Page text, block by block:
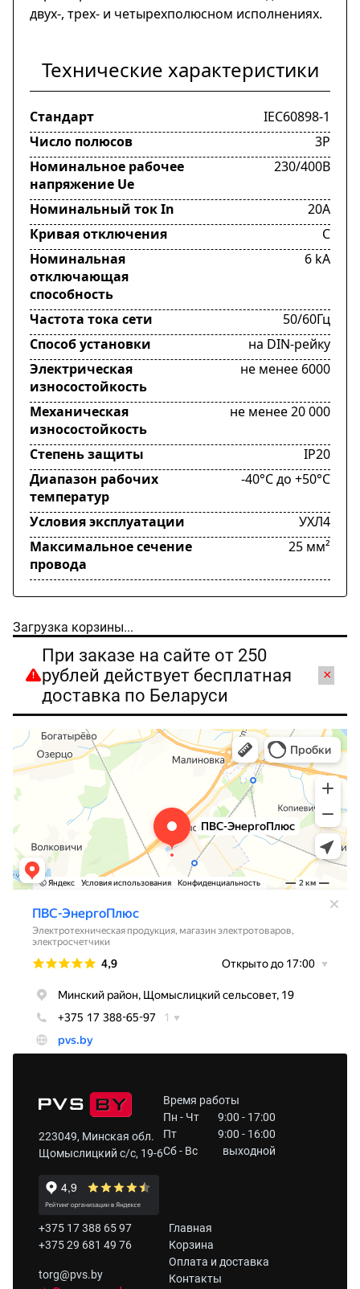
двух-, трех- и четырехполюсном исполнениях.
Технические характеристики
Стандарт
IEC60898-1
Число полюсов
3Р
Номинальное рабочее
напряжение Ue
230/400В
Номинальный ток In
20А
Кривая отключения
C
Номинальная
отключающая
способность
6 kA
Частота тока сети
50/60Гц
Способ установки
на DIN-рейку
Электрическая
износостойкость
не менее 6000
Механическая
износостойкость
не менее 20 000
Степень защиты
IP20
Диапазон рабочих
температур
-40°C до +50°C
Условия эксплуатации
УХЛ4
Максимальное сечение
провода
25 мм²
Загрузка корзины...
При заказе на сайте от 250
рублей действует бесплатная
доставка по Беларуси
×
223049, Минская обл.
Щомыслицкий с/с, 19-6
Время работы
Пн - Чт
9:00 - 17:00
Пт
9:00 - 16:00
Сб - Вс
выходной
+375 17 388 65 97
+375 29 681 49 76
torg@pvs.by
Главная
Корзина
Оплата и доставка
Контакты